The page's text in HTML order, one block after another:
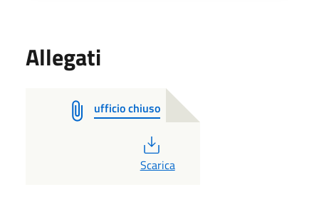
Allegati
ufficio chiuso
PDF
Scarica